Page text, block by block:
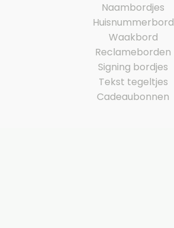
Naambordjes
Huisnummerbord
Waakbord
Reclameborden
Signing bordjes
Tekst tegeltjes
Cadeaubonnen